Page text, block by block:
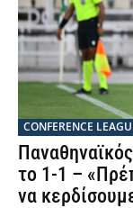
CONFERENCE
το 1-1 –
να